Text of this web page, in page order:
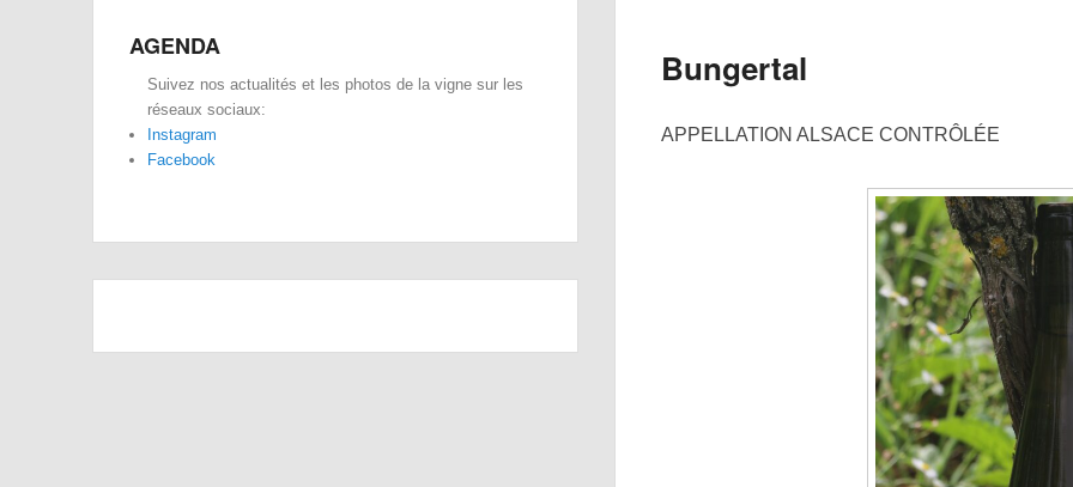
Bungertal
APPELLATION ALSACE CONTRÔLÉE
AGENDA
Suivez nos actualités et les photos de la vigne sur les
réseaux sociaux:
Instagram
Facebook